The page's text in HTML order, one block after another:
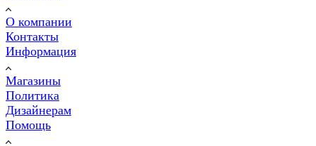
О компании
Контакты
Информация
Магазины
Политика
Дизайнерам
Помощь